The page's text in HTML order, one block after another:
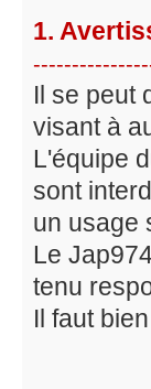
1.
Il se peut
visant à
L'équipe
sont
un usage
Le
tenu
Il faut